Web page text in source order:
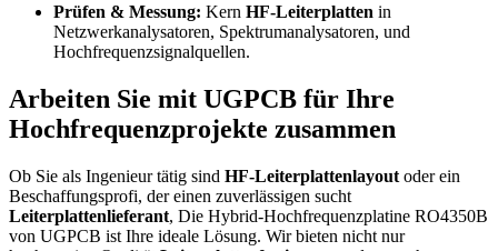
Prüfen & Messung: Kern HF-Leiterplatten in
Netzwerkanalysatoren, Spektrumanalysatoren, und
Hochfrequenzsignalquellen.
Arbeiten Sie mit UGPCB für Ihre
Hochfrequenzprojekte zusammen
Ob Sie als Ingenieur tätig sind HF-Leiterplattenlayout oder ein
Beschaffungsprofi, der einen zuverlässigen sucht
Leiterplattenlieferant, Die Hybrid-Hochfrequenzplatine RO4350B
von UGPCB ist Ihre ideale Lösung. Wir bieten nicht nur